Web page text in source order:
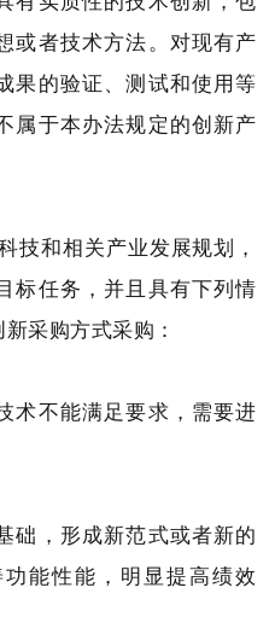
或者技术方法。对现有产
果的验证、测试和使用等
属于本办法规定的创新产
技和相关产业发展规划，
标任务，并且具有下列情
采购方式采购：
术不能满足要求，需要进
础，形成新范式或者新的
能性能，明显提高绩效